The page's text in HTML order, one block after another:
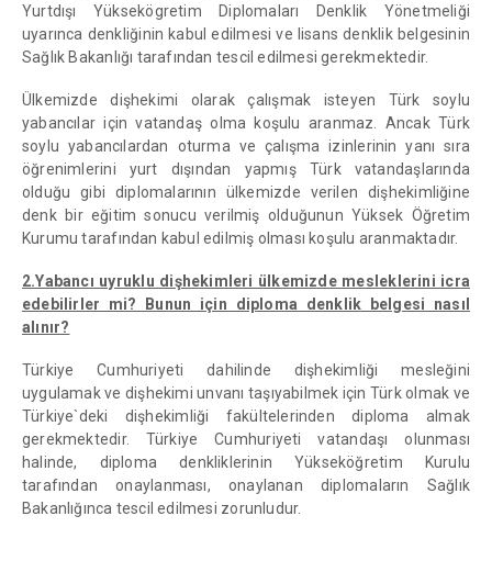
Yurtdışı Yüksekögretim Diplomaları Denklik Yönetmeliği
uyarınca denkliğinin kabul edilmesi ve lisans denklik belgesinin
Sağlık Bakanlığı tarafından tescil edilmesi gerekmektedir.
Ülkemizde dişhekimi olarak çalışmak isteyen Türk soylu
yabancılar için vatandaş olma koşulu aranmaz. Ancak Türk
soylu yabancılardan oturma ve çalışma izinlerinin yanı sıra
öğrenimlerini yurt dışından yapmış Türk vatandaşlarında
olduğu gibi diplomalarının ülkemizde verilen dişhekimliğine
denk bir eğitim sonucu verilmiş olduğunun Yüksek Öğretim
Kurumu tarafından kabul edilmiş olması koşulu aranmaktadır.
2.Yabancı uyruklu dişhekimleri ülkemizde mesleklerini icra
edebilirler mi? Bunun için diploma denklik belgesi nasıl
alınır?
Türkiye Cumhuriyeti dahilinde dişhekimliği mesleğini
uygulamak ve dişhekimi unvanı taşıyabilmek için Türk olmak ve
Türkiye`deki dişhekimliği fakültelerinden diploma almak
gerekmektedir. Türkiye Cumhuriyeti vatandaşı olunması
halinde, diploma denkliklerinin Yükseköğretim Kurulu
tarafından onaylanması, onaylanan diplomaların Sağlık
Bakanlığınca tescil edilmesi zorunludur.